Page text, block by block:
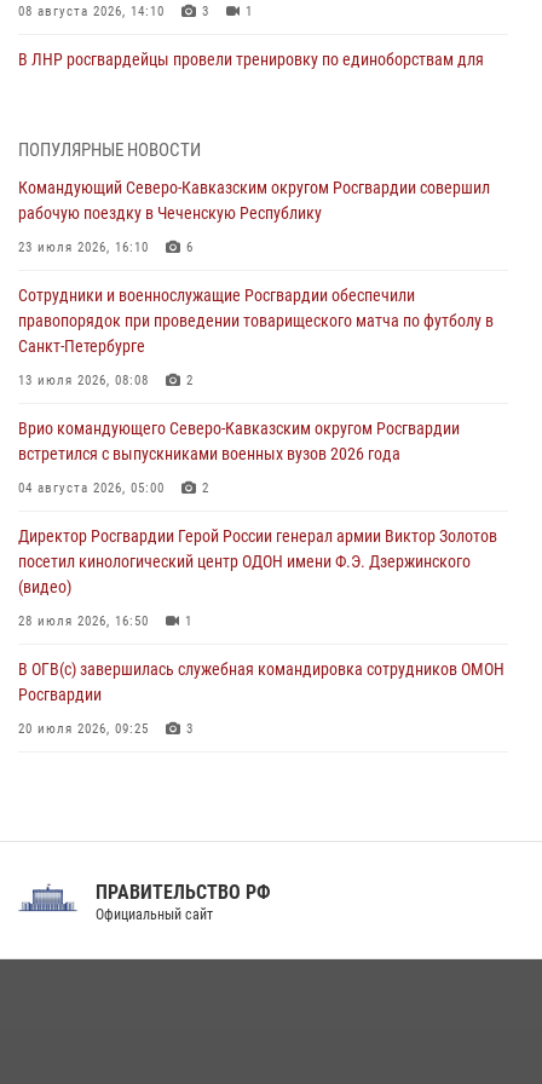
08 августа 2026, 14:10 3 1
В ЛНР росгвардейцы провели тренировку по единоборствам для
стен музея истории космонавтики в Калуге
08 августа 2026, 09:29
в честь юбилея ведомства
08 августа 2026, 09:03 1
Росгвардейцы в ЛНР совершенствуют навыки тактической
08 августа 2026, 09:00 2
В Кабардино-Балкарии сотрудники Росгвардии провели турнир по
08 августа 2026, 07:00
ПОПУЛЯРНЫЕ НОВОСТИ
Командующий Северо-Кавказским округом Росгвардии совершил
рабочую поездку в Чеченскую Республику
23 июля 2026, 16:10 6
Сотрудники и военнослужащие Росгвардии обеспечили
правопорядок при проведении товарищеского матча по футболу в
Санкт-Петербурге
13 июля 2026, 08:08 2
Врио командующего Северо-Кавказским округом Росгвардии
встретился с выпускниками военных вузов 2026 года
04 августа 2026, 05:00 2
Директор Росгвардии Герой России генерал армии Виктор Золотов
посетил кинологический центр ОДОН имени Ф.Э. Дзержинского
(видео)
28 июля 2026, 16:50 1
В ОГВ(с) завершилась служебная командировка сотрудников ОМОН
Росгвардии
20 июля 2026, 09:25 3
Праздник «Один день с Росгвардией» к 105-летию Центрального
ПРАВИТЕЛЬСТВО РФ
Официальный сайт